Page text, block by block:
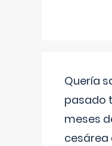
Quería
pasado
meses
cesárea